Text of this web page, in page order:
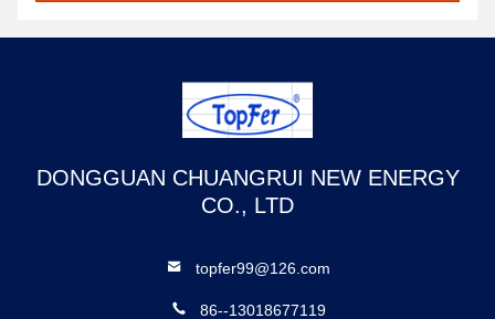
DONGGUAN CHUANGRUI NEW ENERGY
CO., LTD
topfer99@126.com
86--13018677119